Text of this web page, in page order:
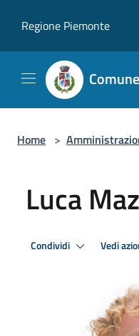
Regione Piemonte
Home >
Luca
Condividi Vedi